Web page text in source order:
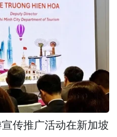
传推广活动在新加坡